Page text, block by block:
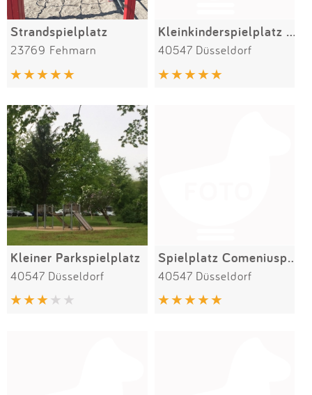
Strandspielplatz
23769 Fehmarn
Kleinkinderspielplatz Lütticher Straße
40547 Düsseldorf
Kleiner Parkspielplatz
40547 Düsseldorf
Spielplatz Comeniusplatz
40547 Düsseldorf